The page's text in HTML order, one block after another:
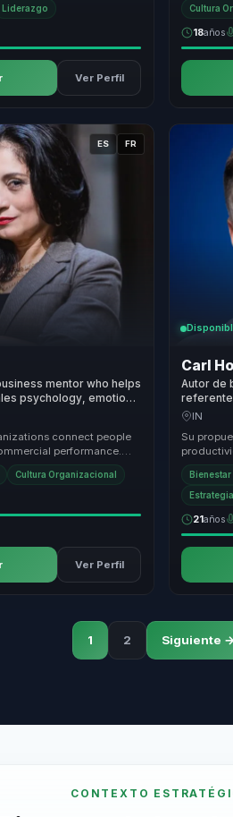
Liderazgo
Ver Perfil
Cultura
18años
ES FR
mentor who helps
psychology, emotional
culture to grow with
connect people
performance.
mix of leadership,
Cultura Organizacional
Ver Perfil
Carl
Autor de
referente
IN
Su
hacer
atenc...
Bienestar
21años
1 2 Siguiente →
CONTEXTO